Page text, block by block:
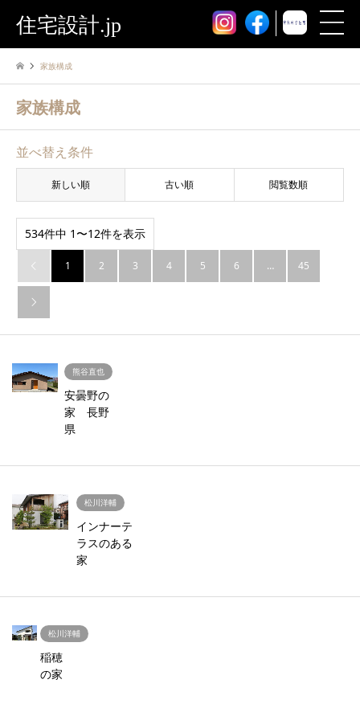
住宅設計.jp
家族構成
家族構成
並べ替え条件
新しい順 古い順 閲覧数順
534件中 1〜12件を表示
 1 2 3 4 5 6 … 45

熊谷直也
安曇野の
家 長野
県
松川洋輔
インナーテ
ラスのある
家
松川洋輔
稲穂
の家